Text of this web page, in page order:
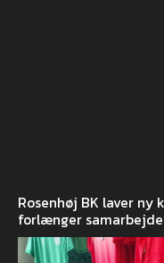
Rosenhøj BK laver ny
forlænger